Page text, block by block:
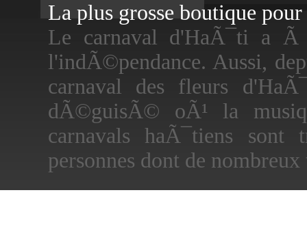
La plus grosse boutique
Le carnaval d'HaÃ¯ti a
l'indÃ©pendance. Aussi,
carnaval des fleurs
dÃ©guisÃ© oÃ¹ la
carnavals haÃ¯tiens sont
personnes dont de